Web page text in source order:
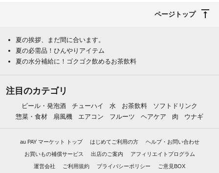
ページトップ
夏の挨拶、まだ間に合います。
夏の必需品！ひんやりアイテム
夏の水分補給に！ゴクゴク飲めるお茶飲料
注目のカテゴリ
ビール・発泡酒 チューハイ 水 お茶飲料
ソフトドリンク
惣菜・食材
扇風機 エアコン フルーツ ヘアケア 肉 ウナギ
au PAY マーケット トップ はじめてご利用の方 ヘルプ・お問い合わせ
お買いもの補償サービス 出店のご案内 アフィリエイトプログラム
運営会社 ご利用規約 プライバシーポリシー ご意見BOX